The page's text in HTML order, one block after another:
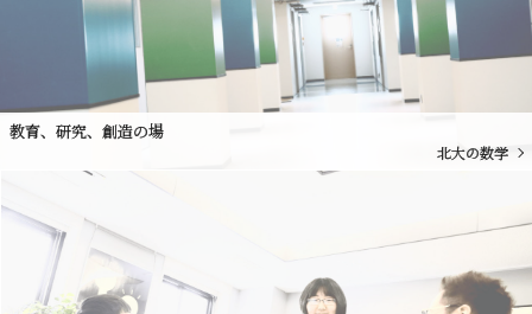
教育、研究、創造の場
北大の数学